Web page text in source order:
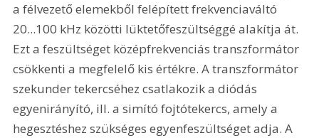
a félvezető elemekből felépített frekvenciaváltó
20...100 kHz közötti lüktetőfeszültséggé alakítja át.
Ezt a feszültséget középfrekvenciás transzformátor
csökkenti a megfelelő kis értékre. A transzformátor
szekunder tekercséhez csatlakozik a diódás
egyenirányító, ill. a simító fojtótekercs, amely a
hegesztéshez szükséges egyenfeszültséget adja. A